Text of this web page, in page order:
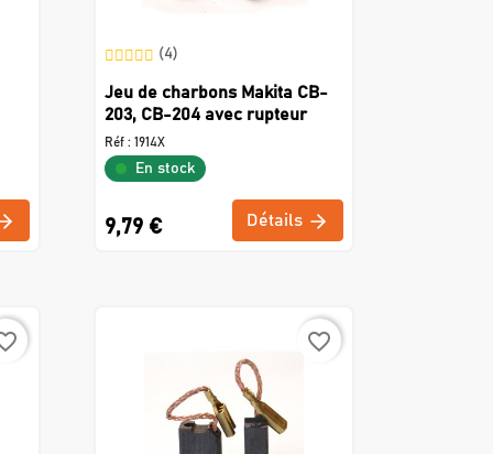
(4)
Jeu de charbons Makita CB-
203, CB-204 avec rupteur
Réf : 1914X
En stock
9,79 € Détails
favorite_border